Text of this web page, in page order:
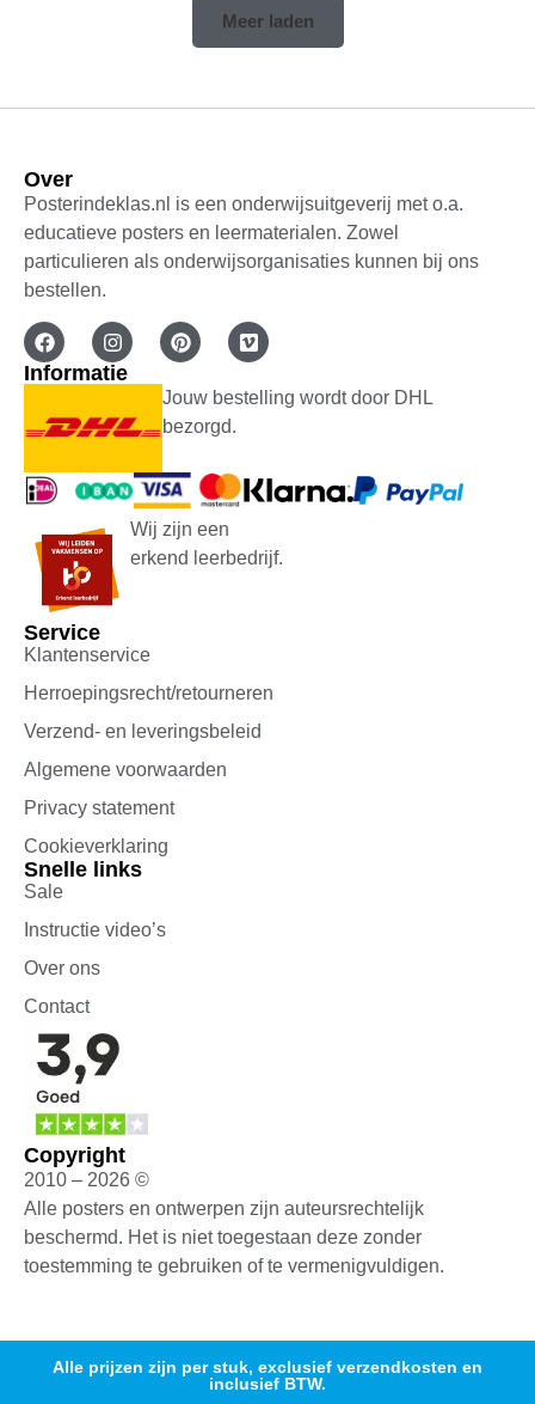
Meer laden
Over
Posterindeklas.nl is een onderwijsuitgeverij met o.a.
educatieve posters en leermaterialen. Zowel
particulieren als onderwijsorganisaties kunnen bij ons
bestellen.
Informatie
Jouw bestelling wordt door DHL
bezorgd.
Wij zijn een
erkend leerbedrijf.
Service
Klantenservice
Herroepingsrecht/retourneren
Verzend- en leveringsbeleid
Algemene voorwaarden
Privacy statement
Cookieverklaring
Snelle links
Sale
Instructie video’s
Over ons
Contact
Copyright
2010 – 2026 ©
Alle posters en ontwerpen zijn auteursrechtelijk
beschermd. Het is niet toegestaan deze zonder
toestemming te gebruiken of te vermenigvuldigen.
Alle prijzen zijn per stuk, exclusief verzendkosten en
inclusief BTW.